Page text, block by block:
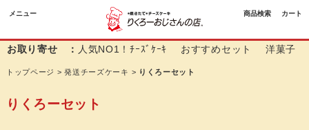
メニュー 商品検索 カート
お取り寄せ ： 人気NO1！ﾁｰｽﾞｹｰｷ おすすめセット 洋菓子
トップページ >発送チーズケーキ > りくろーセット
りくろーセット